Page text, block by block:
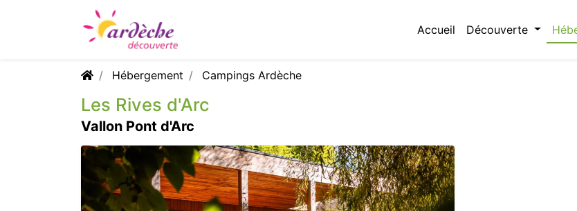
Accueil Découverte
Hébergement Campings Ardèche
Les Rives d'Arc
Vallon Pont d'Arc